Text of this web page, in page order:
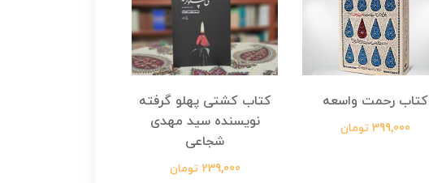
کتاب رحمت واسعه
399,000 تومان
کتاب کشتی پهلو گرفته
نویسنده سید مهدی
شجاعی
239,000 تومان